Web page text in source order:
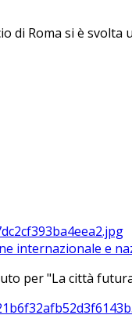
di Roma si è
internazionale e
per "La città